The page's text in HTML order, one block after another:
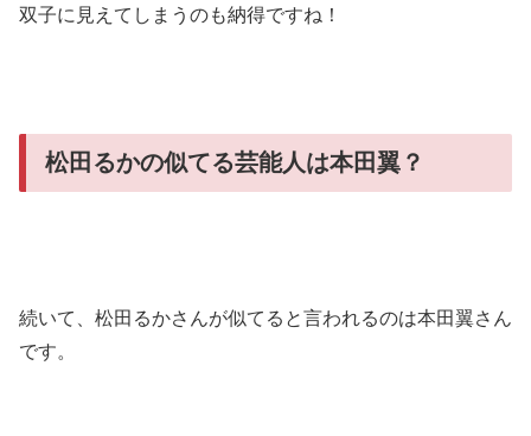
双子に見えてしまうのも納得ですね！
松田るかの似てる芸能人は本田翼？
続いて、松田るかさんが似てると言われるのは本田翼さん
です。